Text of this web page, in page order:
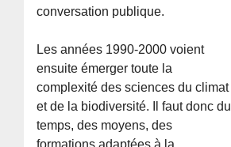
conversation publique.
Les années 1990-2000 voient
ensuite émerger toute la
complexité des sciences du climat
et de la biodiversité. Il faut donc du
temps, des moyens, des
formations adaptées à la